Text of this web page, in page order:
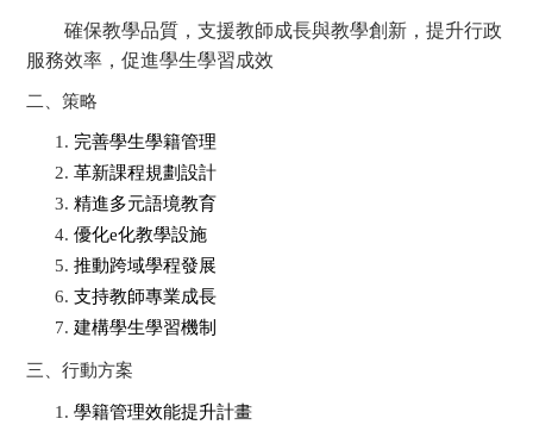
確保教學品質，支援教師成長與教學創新，提升行政
服務效率，促進學生學習成效
二、策略
完善學生學籍管理
革新課程規劃設計
精進多元語境教育
優化e化教學設施
推動跨域學程發展
支持教師專業成長
建構學生學習機制
三、行動方案
學籍管理效能提升計畫